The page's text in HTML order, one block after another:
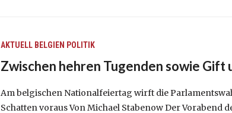
AKTUELL BELGIEN POLITIK
Zwischen hehren Tugenden sowie Gift
Am belgischen Nationalfeiertag wirft die
Schatten voraus Von Michael Stabenow Der Vorabend